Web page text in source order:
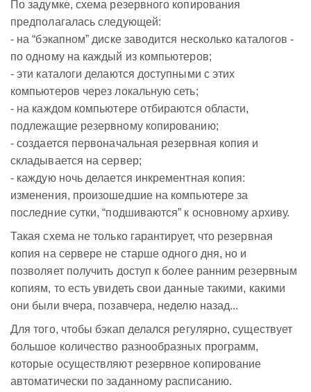
По задумке, схема резервного копирования
предполагалась следующей:
- на “бэкапном” диске заводится несколько каталогов -
по одному на каждый из компьютеров;
- эти каталоги делаются доступными с этих
компьютеров через локальную сеть;
- на каждом компьютере отбираются области,
подлежащие резервному копированию;
- создается первоначальная резервная копия и
складывается на сервер;
- каждую ночь делается инкрементная копия:
изменения, произошедшие на компьютере за
последние сутки, “подшиваются” к основному архиву.
Такая схема не только гарантирует, что резервная
копия на сервере не старше одного дня, но и
позволяет получить доступ к более ранним резервным
копиям, то есть увидеть свои данные такими, какими
они были вчера, позавчера, неделю назад...
Для того, чтобы бэкап делался регулярно, существует
большое количество разнообразных программ,
которые осуществляют резервное копирование
автоматически по заданному расписанию.